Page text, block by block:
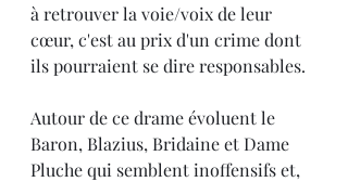
à retrouver la voie/voix de leur
cœur, c'est au prix d'un crime dont
ils pourraient se dire responsables.
Autour de ce drame évoluent le
Baron, Blazius, Bridaine et Dame
Pluche qui semblent inoffensifs et,